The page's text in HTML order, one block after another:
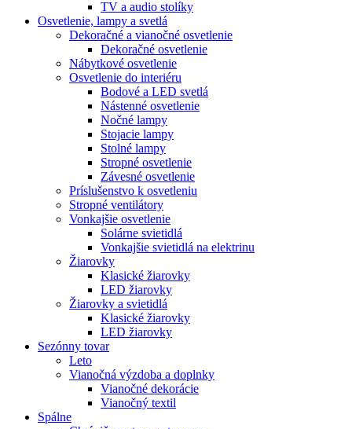
TV a audio stolíky
Osvetlenie, lampy a svetlá
Dekoračné a vianočné osvetlenie
Dekoračné osvetlenie
Nábytkové osvetlenie
Osvetlenie do interiéru
Bodové a LED svetlá
Nástenné osvetlenie
Nočné lampy
Stojacie lampy
Stolné lampy
Stropné osvetlenie
Závesné osvetlenie
Príslušenstvo k osvetleniu
Stropné ventilátory
Vonkajšie osvetlenie
Solárne svietidlá
Vonkajšie svietidlá na elektrinu
Žiarovky
Klasické žiarovky
LED žiarovky
Žiarovky a svietidlá
Klasické žiarovky
LED žiarovky
Sezónny tovar
Leto
Vianočná výzdoba a doplnky
Vianočné dekorácie
Vianočný textil
Spálne